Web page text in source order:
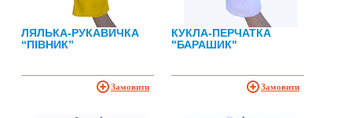
ЛЯЛЬКА-РУКАВИЧКА
“ПІВНИК”
Замовити
КУКЛА-ПЕРЧАТКА
"БАРАШИК"
Замовити